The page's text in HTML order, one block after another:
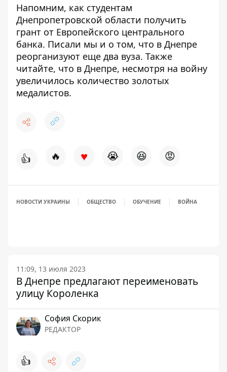
Напомним, как студентам
Днепропетровской области получить
грант от Европейского центрального
банка. Писали мы и о том, что в Днепре
реорганизуют еще два вуза. Также
читайте, что в Днепре, несмотря на войну
увеличилось количество золотых
медалистов.
👍 🔥 ♥ 😭 😆 😡
НОВОСТИ УКРАИНЫ ОБЩЕСТВО ОБУЧЕНИЕ ВОЙНА
11:09, 13 июля 2023
В Днепре предлагают переименовать
улицу Короленка
София Скорик
РЕДАКТОР
👍